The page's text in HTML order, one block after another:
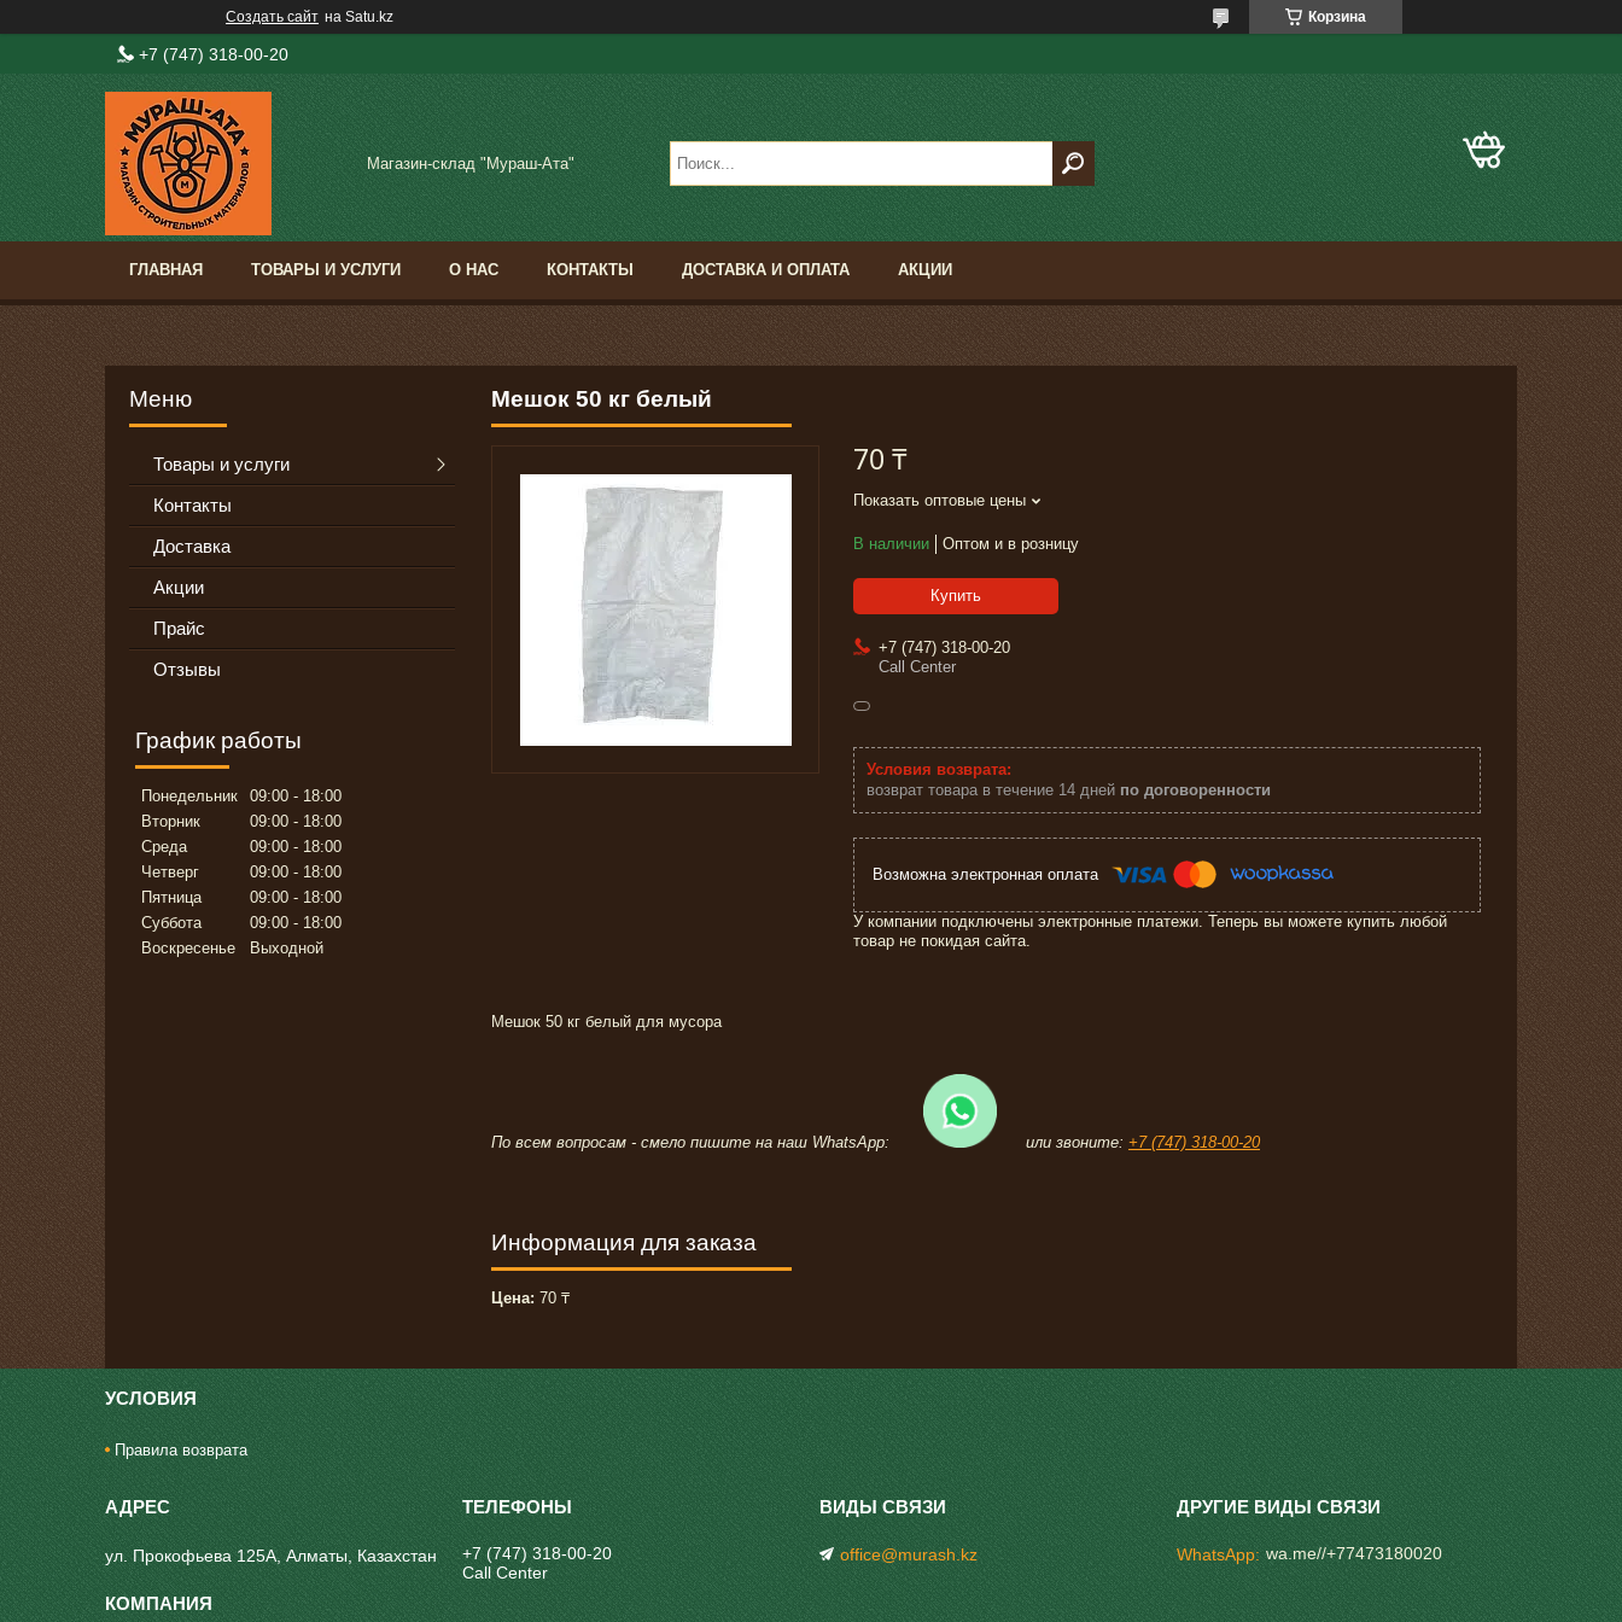
Создать сайт на Satu.kz Корзина
+7 (747) 318-00-20
Магазин-склад "Мураш-Ата"
ГЛАВНАЯ ТОВАРЫ И УСЛУГИ О НАС КОНТАКТЫ ДОСТАВКА И ОПЛАТА АКЦИИ
Мешок 50 кг белый
70 ₸
Показать оптовые цены
В наличии Оптом и в розницу
Купить
+7 (747) 318-00-20
Call Center
возврат товара в течение 14 дней по договоренности
У компании подключены электронные платежи. Теперь вы можете купить любой
товар не покидая сайта.
Мешок 50 кг белый для мусора
По всем вопросам - смело пишите на наш WhatsApp: или звоните: +7 (747) 318-00-20
Информация для заказа
Цена: 70 ₸
Товары и услуги
Контакты
Доставка
Акции
Прайс
Отзывы
График работы
Понедельник 09:00
18:00
Вторник
09:00
18:00
Среда
09:00
18:00
Четверг
09:00
18:00
Пятница
09:00
18:00
Суббота
09:00
18:00
Воскресенье
Выходной
УСЛОВИЯ
Правила возврата
ул. Прокофьева 125А, Алматы, Казахстан
+7 (747) 318-00-20
Call Center
office@murash.kz WhatsApp wa.me//+77473180020